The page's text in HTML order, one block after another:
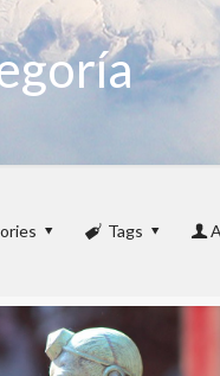
Tags